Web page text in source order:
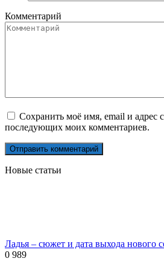
Комментарий
Сохранить моё имя, email и адрес
последующих моих комментариев.
Новые статьи
Ладья – сюжет и дата выхода нового
0 989